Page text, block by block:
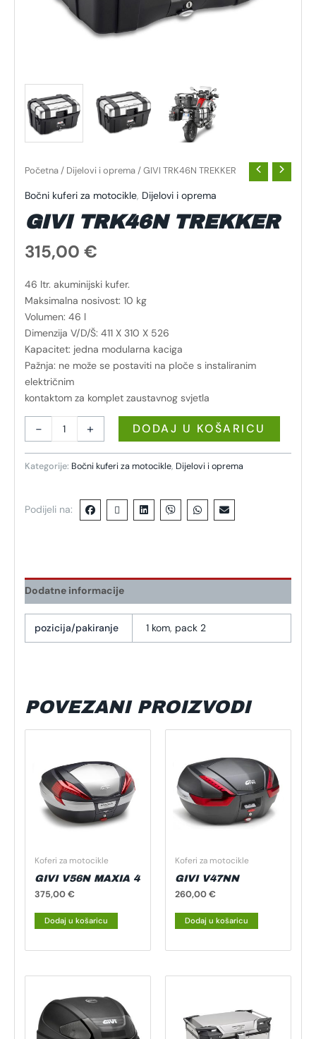
Početna / Dijelovi i oprema / GIVI TRK46N TREKKER
Bočni kuferi za motocikle, Dijelovi i oprema
GIVI TRK46N TREKKER
315,00 €
46 ltr. akuminijski kufer.
Maksimalna nosivost: 10 kg
Volumen: 46 l
Dimenzija V/D/Š: 411 X 310 X 526
Kapacitet: jedna modularna kaciga
Pažnja: ne može se postaviti na ploče s instaliranim
električnim
kontaktom za komplet zaustavnog svjetla
- + DODAJ U KOŠARICU
Kategorije: Bočni kuferi za motocikle, Dijelovi i oprema
Podijeli na:
Dodatne informacije
pozicija/pakiranje 1 kom, pack 2
POVEZANI PROIZVODI
Koferi za motocikle
GIVI V56N MAXIA 4
375,00€
Dodaj u košaricu
Koferi za motocikle
GIVI V47NN
260,00€
Dodaj u košaricu